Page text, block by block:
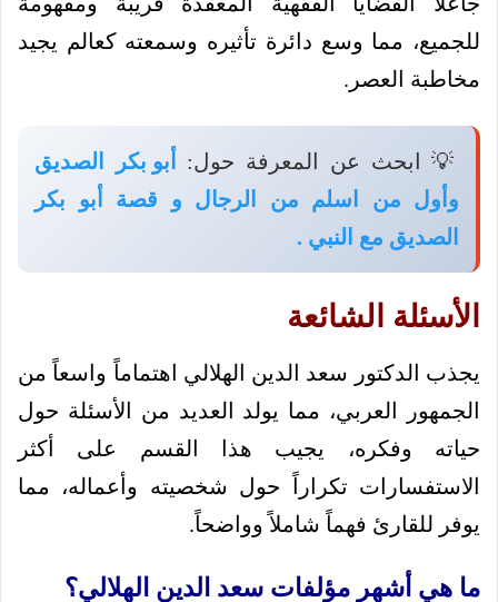
للجميع، مما وسع دائرة تأثيره وسمعته كعالم يجيد
مخاطبة العصر.
💡 ابحث عن المعرفة حول:
أبو بكر الصديق
وأول من اسلم من الرجال و قصة أبو بكر
الصديق مع النبي .
الأسئلة الشائعة
يجذب الدكتور سعد الدين الهلالي اهتماماً واسعاً من
الجمهور العربي، مما يولد العديد من الأسئلة حول
حياته وفكره، يجيب هذا القسم على أكثر
الاستفسارات تكراراً حول شخصيته وأعماله، مما
يوفر للقارئ فهماً شاملاً وواضحاً.
ما هي أشهر مؤلفات سعد الدين الهلالي؟